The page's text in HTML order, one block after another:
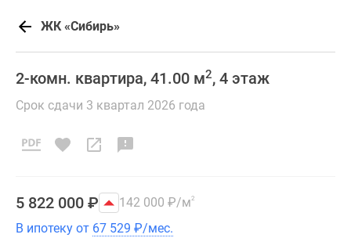
ЖК «Сибирь»
2-комн. квартира, 41.00 м2, 4 этаж
Срок сдачи 3 квартал 2026 года
5 822 000 ₽ 142 000 ₽/м2
В ипотеку от 67 529 ₽/мес.